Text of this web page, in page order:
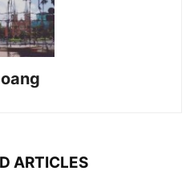
ARTICLES